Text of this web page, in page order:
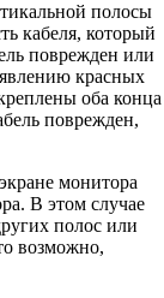
полосы
кабеля, который
поврежден или
красных
оба конца
поврежден,
монитора
В этом случае
полос или
возможно,